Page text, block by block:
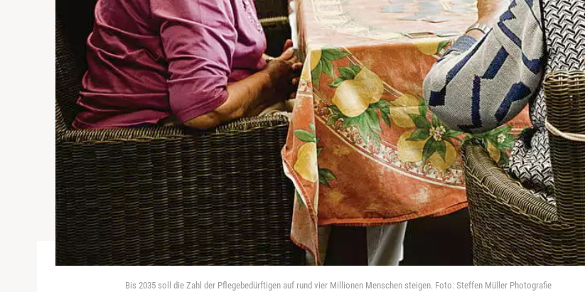
Bis 2035 soll die Zahl der Pflegebedürftigen auf rund vier Millionen Menschen steigen. Foto: Steffen Müller Photografie